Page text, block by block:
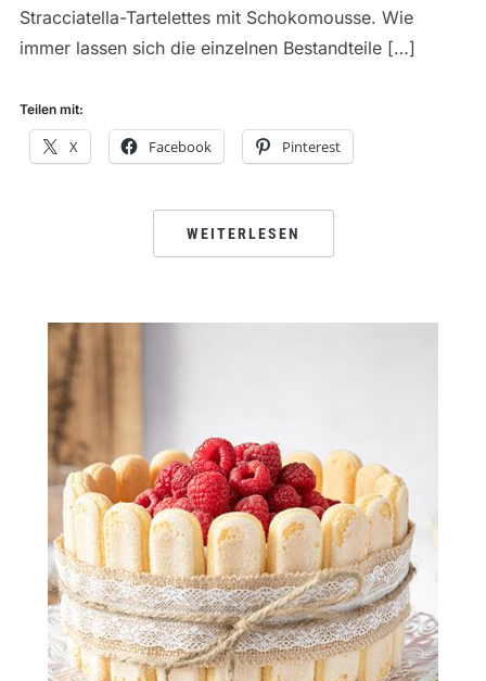
Stracciatella-Tartelettes mit Schokomousse. Wie
immer lassen sich die einzelnen Bestandteile […]
Teilen mit:
X Facebook Pinterest
WEITERLESEN